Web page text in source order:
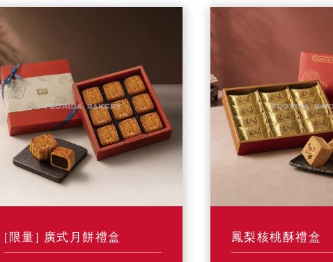
[限量] 廣式月餅禮盒 鳳梨核桃酥禮盒